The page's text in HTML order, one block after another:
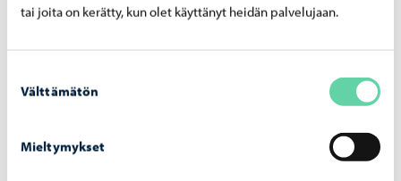
tai joita on kerätty, kun olet käyttänyt heidän palvelujaan.
valinta
Välttämätön
Mieltymykset
harjoittelijan tapaturmavakuutuksesta.
opiskelijan suostumuksella myös ilta- tai